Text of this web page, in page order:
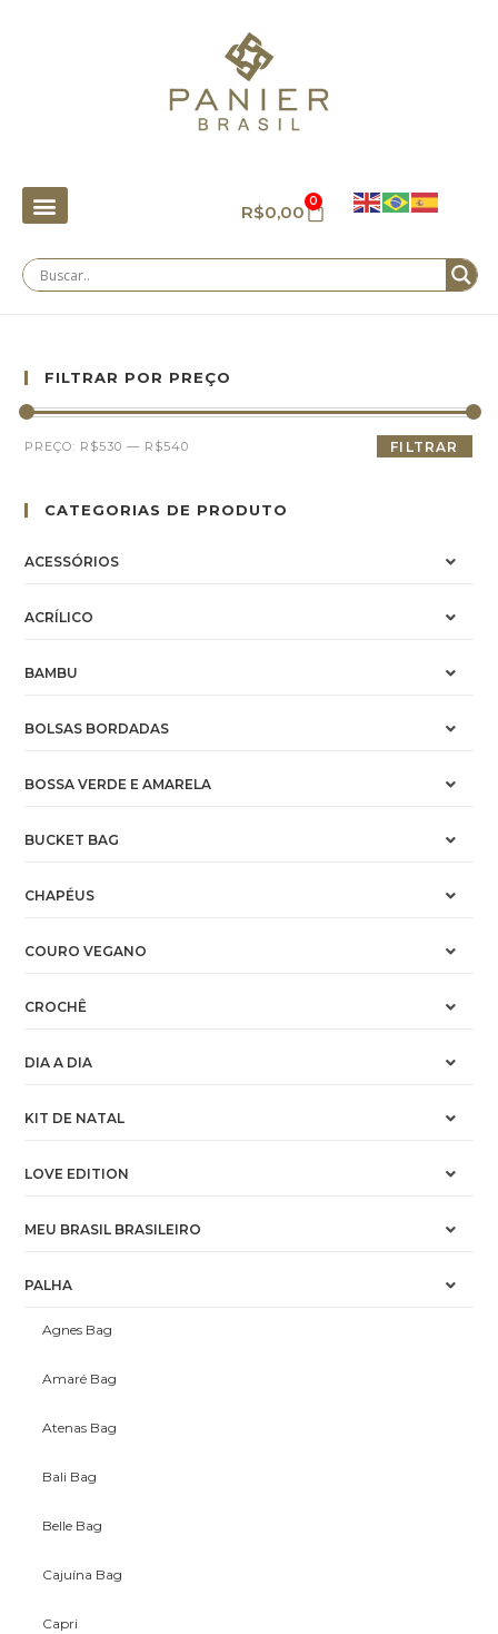
R$0,00 0
FILTRAR POR PREÇO
FILTRAR
PREÇO: R$530 — R$540
CATEGORIAS DE PRODUTO
ACESSÓRIOS
ACRÍLICO
BAMBU
BOLSAS BORDADAS
BOSSA VERDE E AMARELA
BUCKET BAG
CHAPÉUS
COURO VEGANO
CROCHÊ
DIA A DIA
KIT DE NATAL
LOVE EDITION
MEU BRASIL BRASILEIRO
PALHA
Agnes Bag
Amaré Bag
Atenas Bag
Bali Bag
Belle Bag
Cajuína Bag
Capri